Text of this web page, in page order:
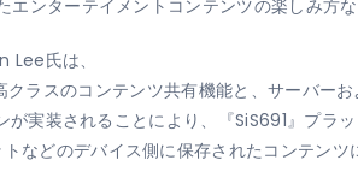
ンターテイメントコンテンツの楽しみ方な
Lee氏は、
ラスのコンテンツ共有機能と、サーバー
実装されることにより、『SiS691』プラ
などのデバイス側に保存されたコンテン